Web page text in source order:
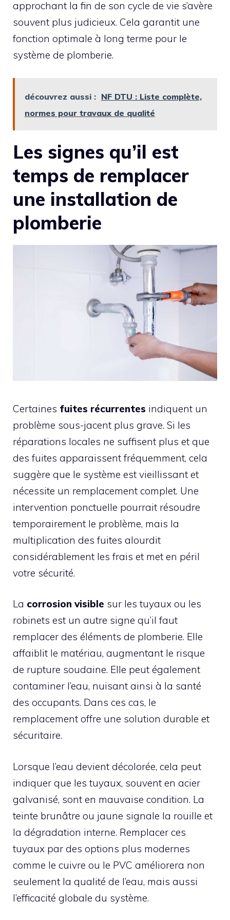
approchant la fin de son cycle de vie s’avère
souvent plus judicieux. Cela garantit une
fonction optimale à long terme pour le
système de plomberie.
découvrez aussi : NF DTU : Liste complète,
normes pour travaux de qualité
Les signes qu’il est
temps de remplacer
une installation de
plomberie
Certaines fuites récurrentes indiquent un
problème sous-jacent plus grave. Si les
réparations locales ne suffisent plus et que
des fuites apparaissent fréquemment, cela
suggère que le système est vieillissant et
nécessite un remplacement complet. Une
intervention ponctuelle pourrait résoudre
temporairement le problème, mais la
multiplication des fuites alourdit
considérablement les frais et met en péril
votre sécurité.
La corrosion visible sur les tuyaux ou les
robinets est un autre signe qu’il faut
remplacer des éléments de plomberie. Elle
affaiblit le matériau, augmentant le risque
de rupture soudaine. Elle peut également
contaminer l’eau, nuisant ainsi à la santé
des occupants. Dans ces cas, le
remplacement offre une solution durable et
sécuritaire.
Lorsque l’eau devient décolorée, cela peut
indiquer que les tuyaux, souvent en acier
galvanisé, sont en mauvaise condition. La
teinte brunâtre ou jaune signale la rouille et
la dégradation interne. Remplacer ces
tuyaux par des options plus modernes
comme le cuivre ou le PVC améliorera non
seulement la qualité de l’eau, mais aussi
l’efficacité globale du système.